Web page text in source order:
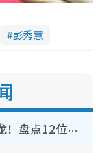
彭秀慧
《爱·回家》隐形富豪卧虎藏龙！盘点12位财气逼人的有钱艺人：这位美女3亿身家不愁做